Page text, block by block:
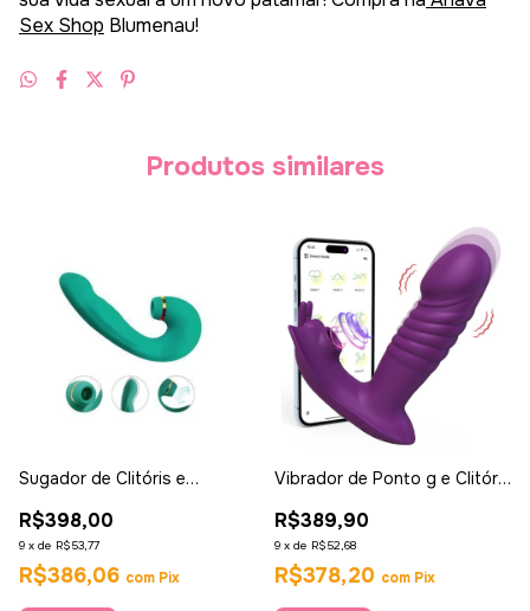
Sex Shop Blumenau!
Produtos similares
Sugador de Clitóris e
Ahava
R$398,00
9 x de R$53,77
R$386,06 com Pix
Vibrador de Ponto g e Clitóris
Ahava
R$389,90
9 x de R$52,68
R$378,20 com Pix